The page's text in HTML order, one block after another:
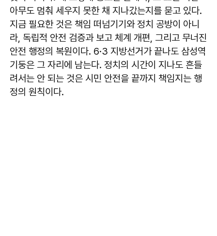
아무도 멈춰 세우지 못한 채 지나갔는지를 묻고 있다.
지금 필요한 것은 책임 떠넘기기와 정치 공방이 아니
라, 독립적 안전 검증과 보고 체계 개편, 그리고 무너진
안전 행정의 복원이다. 6·3 지방선거가 끝나도 삼성역
기둥은 그 자리에 남는다. 정치의 시간이 지나도 흔들
려서는 안 되는 것은 시민 안전을 끝까지 책임지는 행
정의 원칙이다.